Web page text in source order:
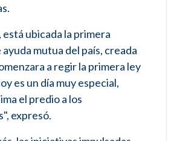
ubicada la primera
mutua del país, creada
a regir la primera ley
es un día muy especial,
el predio a los
expresó.